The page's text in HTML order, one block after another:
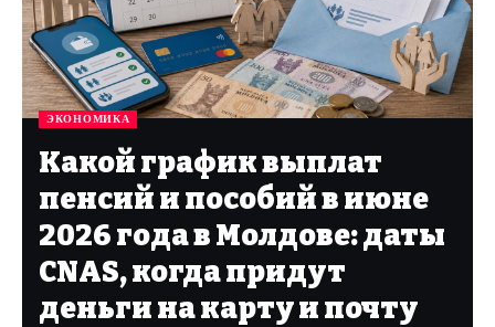
ЭКОНОМИКА
Какой график выплат
пенсий и пособий в июне
2026 года в Молдове: даты
CNAS, когда придут
деньги на карту и почту